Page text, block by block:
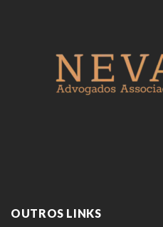
OUTROS LINKS